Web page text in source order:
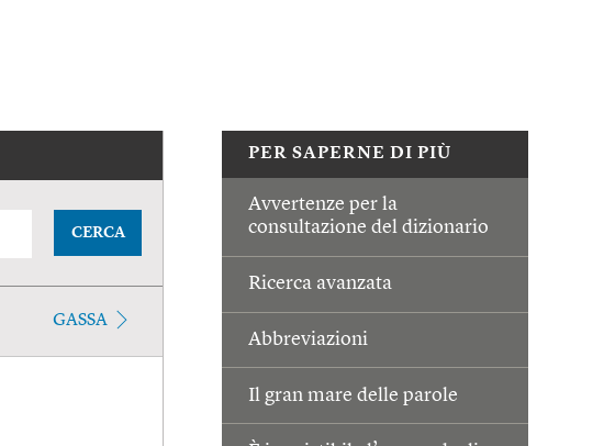
PER SAPERNE DI PIÙ
Avvertenze per la
consultazione del dizionario
Ricerca avanzata
Abbreviazioni
Il gran mare delle parole
CERCA
GASSA